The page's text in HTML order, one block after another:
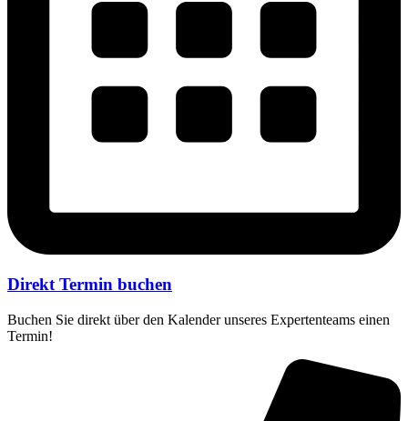
Direkt Termin buchen
Buchen Sie direkt über den Kalender unseres Expertenteams einen
Termin!